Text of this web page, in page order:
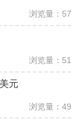
浏览量：57
浏览量：51
元
浏览量：49